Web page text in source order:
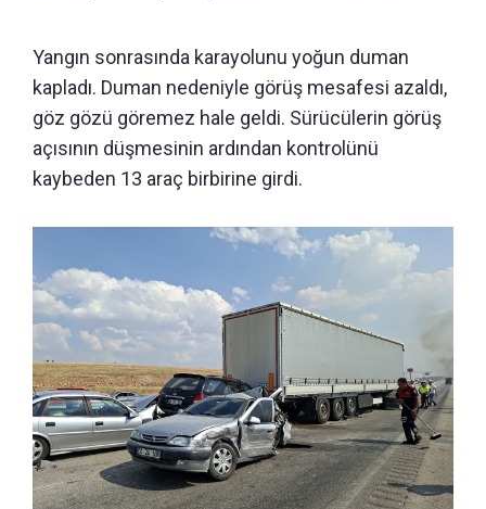
Yangın sonrasında karayolunu yoğun duman
kapladı. Duman nedeniyle görüş mesafesi azaldı,
göz gözü göremez hale geldi. Sürücülerin görüş
açısının düşmesinin ardından kontrolünü
kaybeden 13 araç birbirine girdi.